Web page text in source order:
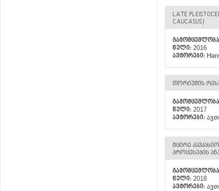
LATE
CAUCASUS)
ᲬᲔᲚᲘ: 2016
ᲐᲕᲢᲝᲠᲔᲑᲘ:
ᲗᲝᲠᲘᲣᲛᲘᲡ
ᲬᲔᲚᲘ: 2017
ᲐᲕᲢᲝᲠᲔᲑᲘ:
ᲛᲪᲘᲠᲔ
ᲞᲠᲝᲪᲔᲡᲔᲑᲘᲡ
ᲬᲔᲚᲘ: 2018
ᲐᲕᲢᲝᲠᲔᲑᲘ: